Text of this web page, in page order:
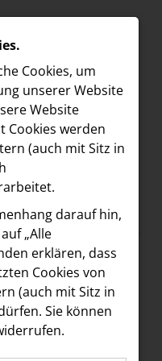
Cookies, um
unserer Website
Website
Cookies werden
(auch mit Sitz in
darauf hin,
„Alle
erklären, dass
Cookies von
(auch mit Sitz in
Sie können